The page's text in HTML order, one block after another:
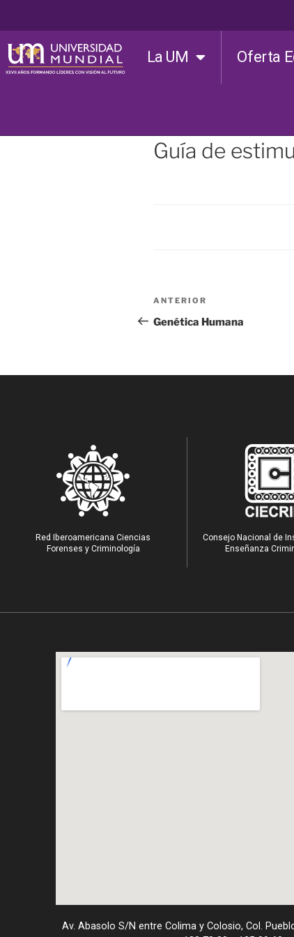
La UM Oferta
Guía de
ANTERIOR
Genética Humana
Red Iberoamericana Ciencias
Forenses y Criminología
Consejo Nacional de
Enseñanza
Av. Abasolo S/N entre Colima y Colosio, Col.